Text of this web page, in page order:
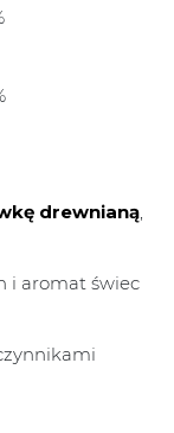
drewnianą,
i aromat świec